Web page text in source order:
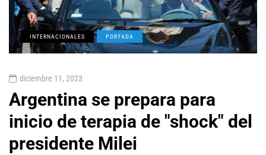
INTERNACIONALES PORTADA
diciembre 11, 2023
Argentina se prepara para
inicio de terapia de "shock" del
presidente Milei